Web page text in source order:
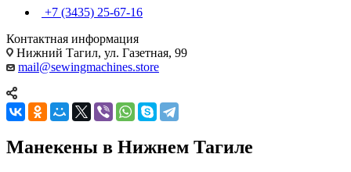
+7 (3435) 25-67-16
Контактная информация
Нижний Тагил, ул. Газетная, 99
mail@sewingmachines.store
Манекены в Нижнем Тагиле